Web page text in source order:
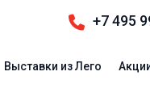
+7 495
Выставки из Лего